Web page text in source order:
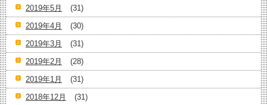
2019年5月
(31)
2019年4月
(30)
2019年3月
(31)
2019年2月
(28)
2019年1月
(31)
2018年12月
(31)